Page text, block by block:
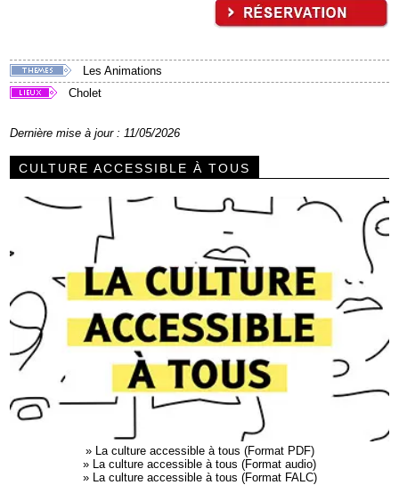
Les Animations
Cholet
Dernière mise à jour : 11/05/2026
CULTURE ACCESSIBLE À TOUS
» La culture accessible à tous (Format PDF)
» La culture accessible à tous (Format audio)
» La culture accessible à tous (Format FALC)